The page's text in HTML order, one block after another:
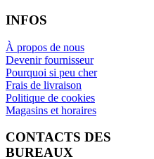
INFOS
À propos de nous
Devenir fournisseur
Pourquoi si peu cher
Frais de livraison
Politique de cookies
Magasins et horaires
CONTACTS DES
BUREAUX